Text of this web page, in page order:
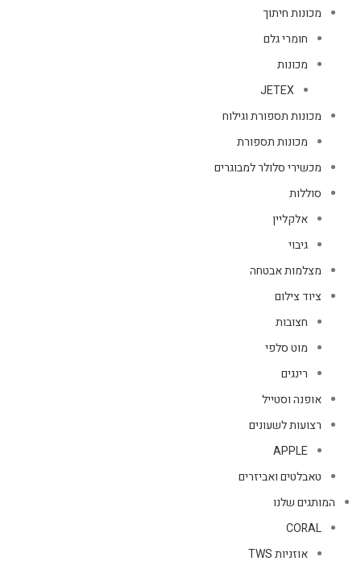
מכונות חיתוך
חומרי גלם
מכונות
JETEX
מכונות תספורת וגילוח
מכונות תספורת
מכשירי סלולר למבוגרים
סוללות
אלקליין
גיבוי
מצלמות אבטחה
ציוד צילום
חצובות
מוט סלפי
רינגים
אופנה וסטייל
רצועות לשעונים
APPLE
טאבלטים ואביזרים
המותגים שלנו
CORAL
אוזניות TWS